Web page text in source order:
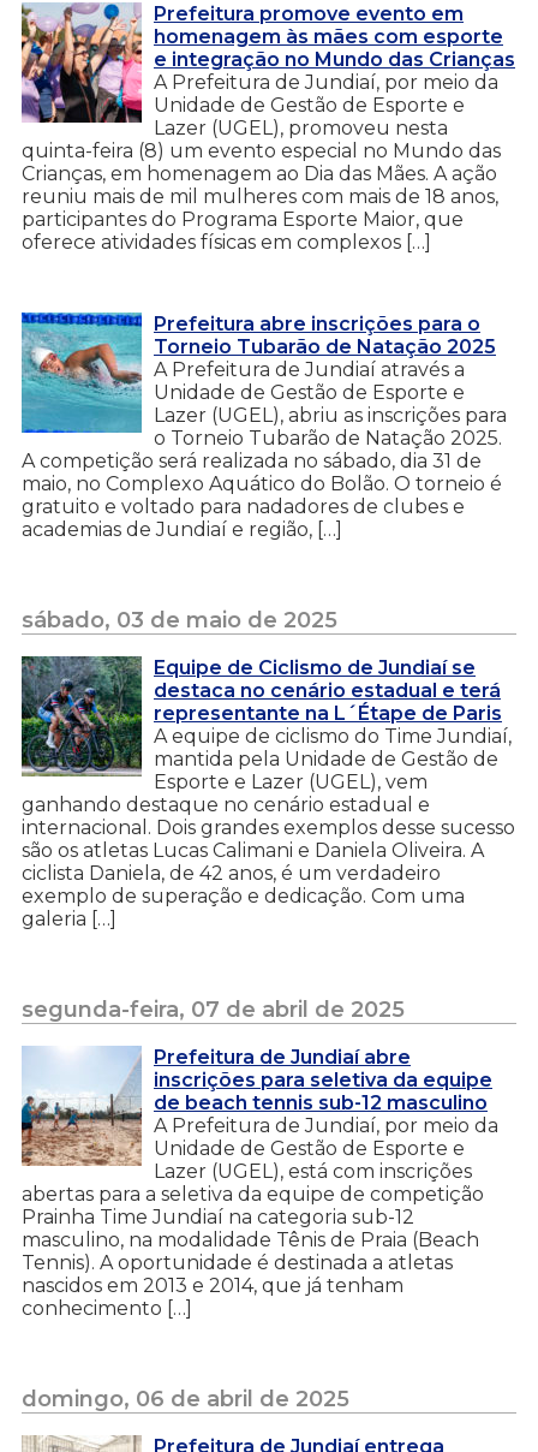
Prefeitura promove evento em
homenagem às mães com esporte
e integração no Mundo das Crianças
A Prefeitura de Jundiaí, por meio da
Unidade de Gestão de Esporte e
Lazer (UGEL), promoveu nesta
quinta-feira (8) um evento especial no Mundo das
Crianças, em homenagem ao Dia das Mães. A ação
reuniu mais de mil mulheres com mais de 18 anos,
participantes do Programa Esporte Maior, que
oferece atividades físicas em complexos […]
Prefeitura abre inscrições para o
Torneio Tubarão de Natação 2025
A Prefeitura de Jundiaí através a
Unidade de Gestão de Esporte e
Lazer (UGEL), abriu as inscrições para
o Torneio Tubarão de Natação 2025.
A competição será realizada no sábado, dia 31 de
maio, no Complexo Aquático do Bolão. O torneio é
gratuito e voltado para nadadores de clubes e
academias de Jundiaí e região, […]
sábado, 03 de maio de 2025
Equipe de Ciclismo de Jundiaí se
destaca no cenário estadual e terá
representante na L´Étape de Paris
A equipe de ciclismo do Time Jundiaí,
mantida pela Unidade de Gestão de
Esporte e Lazer (UGEL), vem
ganhando destaque no cenário estadual e
internacional. Dois grandes exemplos desse sucesso
são os atletas Lucas Calimani e Daniela Oliveira. A
ciclista Daniela, de 42 anos, é um verdadeiro
exemplo de superação e dedicação. Com uma
galeria […]
segunda-feira, 07 de abril de 2025
Prefeitura de Jundiaí abre
inscrições para seletiva da equipe
de beach tennis sub-12 masculino
A Prefeitura de Jundiaí, por meio da
Unidade de Gestão de Esporte e
Lazer (UGEL), está com inscrições
abertas para a seletiva da equipe de competição
Prainha Time Jundiaí na categoria sub-12
masculino, na modalidade Tênis de Praia (Beach
Tennis). A oportunidade é destinada a atletas
nascidos em 2013 e 2014, que já tenham
conhecimento […]
domingo, 06 de abril de 2025
Prefeitura de Jundiaí entrega